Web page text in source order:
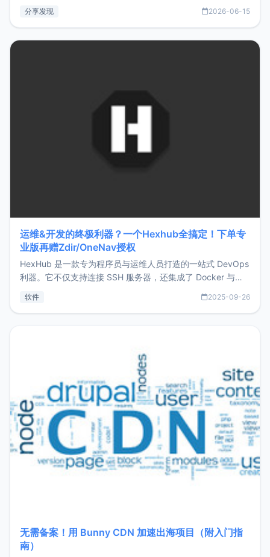
用，让管理更高效。ZMark官网地址：
分享发现 2026-06-15
运维&开发的终极利器？一个Hexhub全搞定！下单专
业版再赠Zdir/OneNav授权
HexHub 是一款专为程序员与运维人员打造的一站式 DevOps
利器。它不仅支持连接 SSH 服务器，还集成了 Docker 与常
件间频繁切换，仅凭 HexHub 即可同时搞定运维与数据库操
软件 2025-09-26
无需备案！用 Bunny CDN 加速出海项目（附入门指
南）